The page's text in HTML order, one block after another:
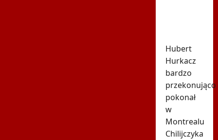
Hubert
Hurkacz
bardzo
przekonująco
pokonał
w
Montrealu
Chilijczyka